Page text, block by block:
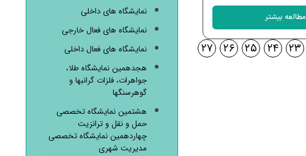
مطالعه بیشتر
۲۳ ۲۴ ۲۵ ۲۶
۲۷
نمایشگاه های داخلی
نمایشگاه های فعال خارجی
نمایشگاه های فعال داخلی
هجدهمین نمایشگاه طلا،
جواهرات، فلزات گرانبها و
گوهرسنگها
هشتمین نمایشگاه تخصصی
حمل و نقل و ترانزیت
چهاردهمین نمایشگاه تخصصی
مدیریت شهری